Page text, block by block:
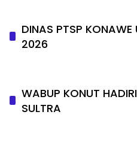
DINAS PTSP KONAWE
2026
WABUP KONUT
SULTRA